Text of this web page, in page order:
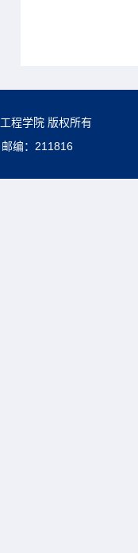
程学院 版权所有
编：211816